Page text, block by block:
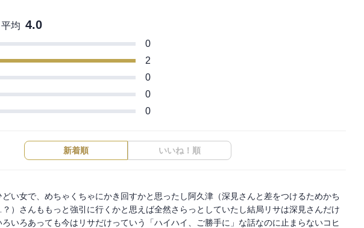
平均 4.0
0
2
0
0
0
新着順 いいね！順
い女で、めちゃくちゃにかき回すかと思ったし阿久津（深見さんと差をつけるためかち
）さんももっと強引に行くかと思えば全然さらっとしていたし結局リサは深見さんだけ
いろあっても今はリサだけっていう「ハイハイ、ご勝手に」な話なのに止まらないコヒ